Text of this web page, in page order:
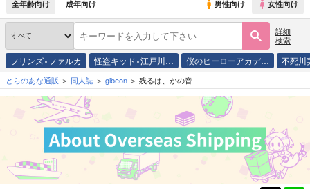
全年齢向け 成年向け 男性向け 女性向け
詳細
検索
フリンズ×ファルカ 怪盗キッド×江戸川… 僕のヒーローアカデ… 不死川
とらのあな通販 同人誌 gibeon 残るは、かの音